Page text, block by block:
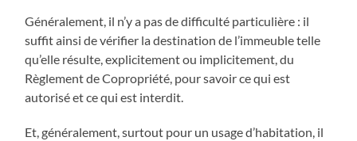
Généralement, il n’y a pas de difficulté particulière : il
suffit ainsi de vérifier la destination de l’immeuble telle
qu’elle résulte, explicitement ou implicitement, du
Règlement de Copropriété, pour savoir ce qui est
autorisé et ce qui est interdit.
Et, généralement, surtout pour un usage d’habitation, il